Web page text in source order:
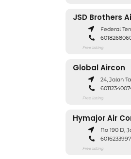
JSD Brothers
Federal
Free listing
Global Aircon
24, Jalan
Free listing
Hymajor Air
No 190 D,
Free listing